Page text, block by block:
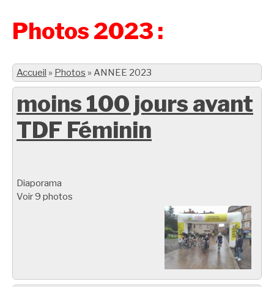
Photos 2023 :
Accueil » Photos » ANNEE 2023
moins 100 jours avant
TDF Féminin
Diaporama
Voir 9 photos